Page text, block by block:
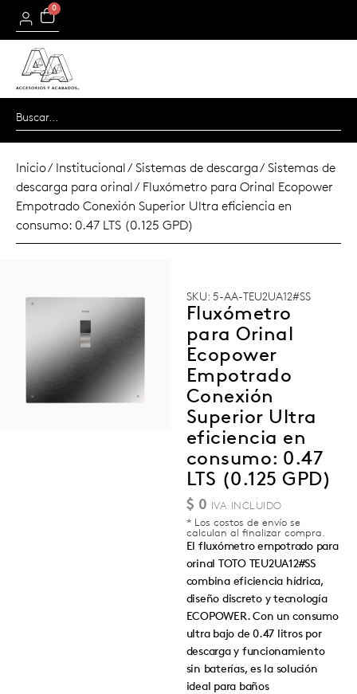
0
Inicio/ Institucional/ Sistemas de descarga/ Sistemas de
descarga para orinal/ Fluxómetro para Orinal Ecopower
Empotrado Conexión Superior Ultra eficiencia en
consumo: 0.47 LTS (0.125 GPD)
SKU: 5-AA-TEU2UA12#SS
Fluxómetro
para Orinal
Ecopower
Empotrado
Conexión
Superior Ultra
eficiencia en
consumo: 0.47
LTS (0.125 GPD)
$ 0
* Los costos de envío se
calculan al finalizar compra.
El fluxómetro empotrado para
orinal TOTO TEU2UA12#SS
combina eficiencia hídrica,
diseño discreto y tecnología
ECOPOWER. Con un consumo
ultra bajo de 0.47 litros por
descarga y funcionamiento
sin baterías, es la solución
ideal para baños